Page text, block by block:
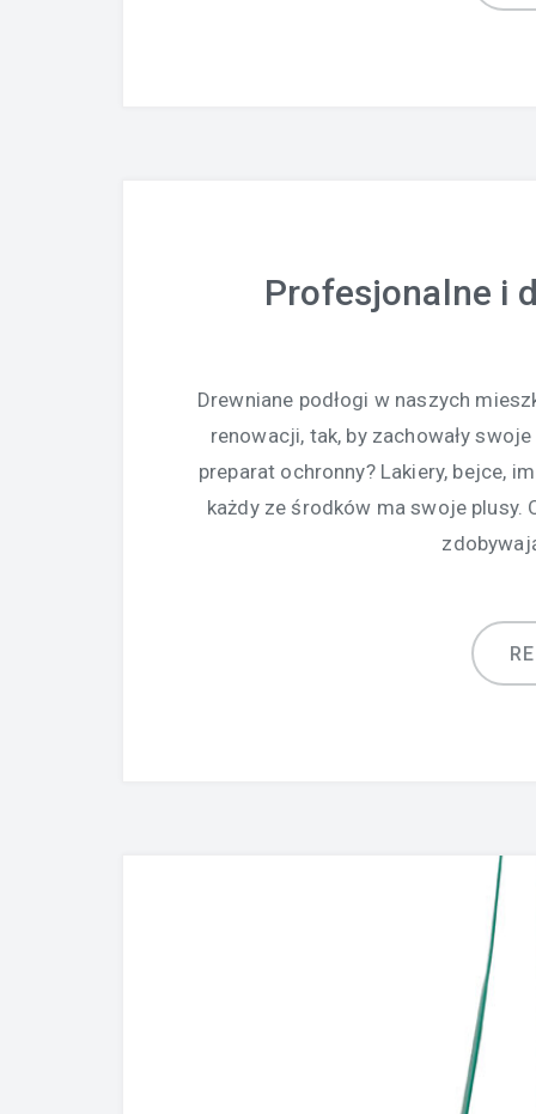
Profesjonalne i
Drewniane podłogi w naszych
renowacji, tak, by zachowały
preparat ochronny? Lakiery, bejce,
każdy ze środków ma swoje plusy.